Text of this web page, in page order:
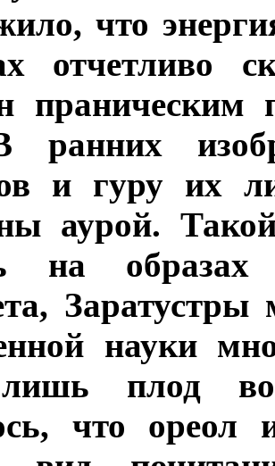
что
отчетливо
праническим
ранних
и гуру их
аурой.
на
Заратустры
науки
плод
что